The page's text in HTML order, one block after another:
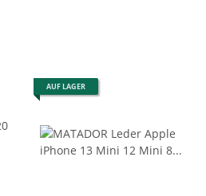
AUF LAGER